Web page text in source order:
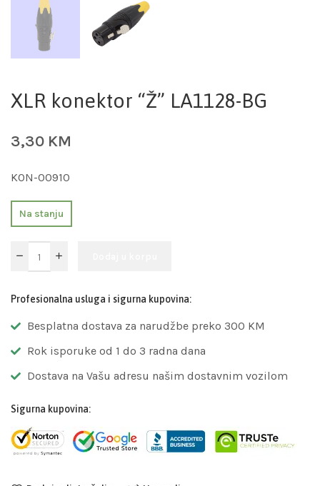
XLR konektor “Ž” LA1128-BG
3,30 KM
KON-00910
Na stanju
Profesionalna usluga i sigurna kupovina:
Besplatna dostava za narudžbe preko 300 KM
Rok isporuke od 1 do 3 radna dana
Dostava na Vašu adresu našim dostavnim vozilom
Sigurna kupovina: